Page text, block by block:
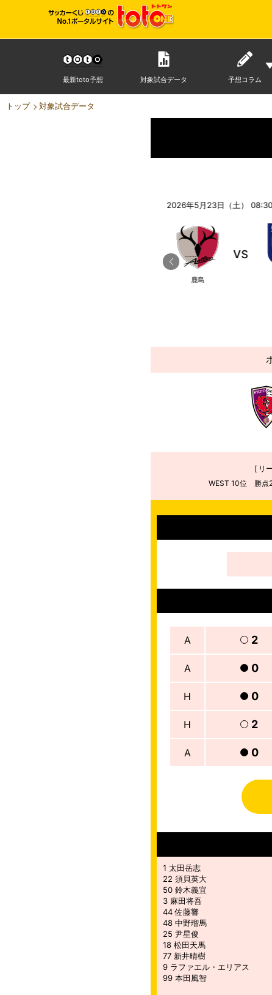
最新toto予想 対象試合データ 予想コラム
トップ 対象試合データ
2026年5月23日（土）
鹿島
VS
[ リ
WEST 10位 勝
A 2
A 0
H 0
H 2
A 0
1 太田岳志
22 須貝英大
50 鈴木義宜
3 麻田将吾
44 佐藤響
48 中野瑠馬
25 尹星俊
18 松田天馬
77 新井晴樹
9 ラファエル・エリアス
99 本田風智